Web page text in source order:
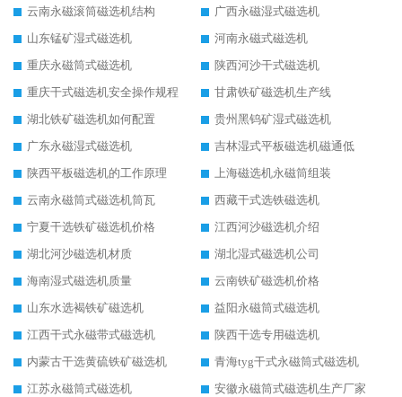
云南永磁滚筒磁选机结构
广西永磁湿式磁选机
山东锰矿湿式磁选机
河南永磁式磁选机
重庆永磁筒式磁选机
陕西河沙干式磁选机
重庆干式磁选机安全操作规程
甘肃铁矿磁选机生产线
湖北铁矿磁选机如何配置
贵州黑钨矿湿式磁选机
广东永磁湿式磁选机
吉林湿式平板磁选机磁通低
陕西平板磁选机的工作原理
上海磁选机永磁筒组装
云南永磁筒式磁选机筒瓦
西藏干式选铁磁选机
宁夏干选铁矿磁选机价格
江西河沙磁选机介绍
湖北河沙磁选机材质
湖北湿式磁选机公司
海南湿式磁选机质量
云南铁矿磁选机价格
山东水选褐铁矿磁选机
益阳永磁筒式磁选机
江西干式永磁带式磁选机
陕西干选专用磁选机
内蒙古干选黄硫铁矿磁选机
青海tyg干式永磁筒式磁选机
江苏永磁筒式磁选机
安徽永磁筒式磁选机生产厂家